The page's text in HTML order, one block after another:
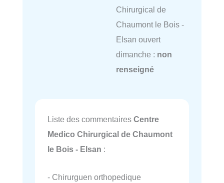
Chirurgical de
Chaumont le Bois -
Elsan ouvert
dimanche : non
renseigné
Liste des commentaires Centre
Medico Chirurgical de Chaumont
le Bois - Elsan :
- Chirurguen orthopedique